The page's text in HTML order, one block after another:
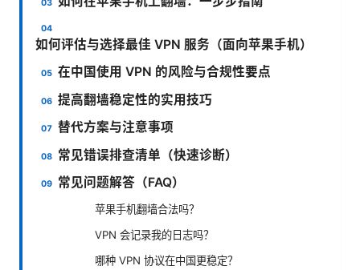
如何评估与选择最佳 VPN 服务（面向苹果手机）
在中国使用 VPN 的风险与合规性要点
提高翻墙稳定性的实用技巧
替代方案与注意事项
常见错误排查清单（快速诊断）
常见问题解答（FAQ）
苹果手机翻墙合法吗？
VPN 会记录我的日志吗？
哪种 VPN 协议在中国更稳定？